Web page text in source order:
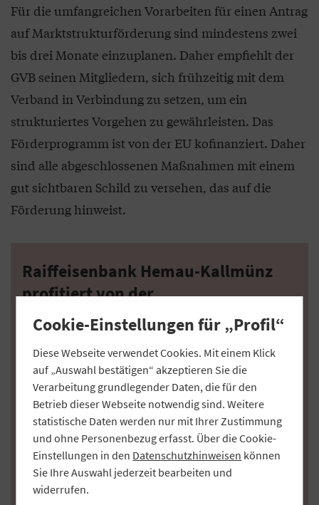
Für die umfangreichen Vorarbeiten für einen Antrag
auf Marktstrukturförderung sind mindestens zwei
bis drei Monate einzuplanen. Daher empfiehlt der
GVB seinen Mitgliedern, sich frühzeitig mit dem
Verband in Verbindung zu setzen, um ein
strukturiertes Vorgehen zu gewährleisten. Das
Förderprogramm ist von der EU kofinanziert. Daher
sind alle abgeschlossenen Maßnahmen mit einem
gut sichtbaren Schild zu versehen, das auf die
Förderung hinweist.
Raiffeisenbank Hemau-Kallmünz
profitiert von der
Marktstrukturförderung
Raiffeisenbank Hemau-Kallmünz. Weil die Anforderungen
an Agrarerzeugnisse und Produktionsmittel stetig
steigen, hat das Kreditinstitut einen neuen Standort in
Pfraundorf (Landkreis Regensburg) errichtet. Man habe
für die Landwirte im Norden und Westen von Regensburg
eine moderne und leistungsfähige Anlage schaffen
wollen, betonte Vorstand Stephan Paulus bei der
Einweihung im Juni. Das gesamte Investitionsvolumen
lag bei über 10 Millionen Euro. Mithilfe des GVB
Cookie-Einstellungen für „Profil“
Diese Webseite verwendet Cookies. Mit einem Klick
auf „Auswahl bestätigen“ akzeptieren Sie die
Verarbeitung grundlegender Daten, die für den
Betrieb dieser Webseite notwendig sind. Weitere
statistische Daten werden nur mit Ihrer Zustimmung
und ohne Personenbezug erfasst. Über die Cookie-
Einstellungen in den Datenschutzhinweisen können
Sie Ihre Auswahl jederzeit bearbeiten und
widerrufen.